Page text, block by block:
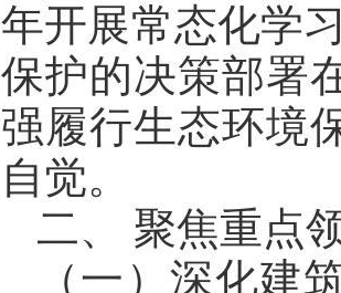
年开展常态化学
保护的决策部署
强履行生态环境
自觉。
二、 聚焦重点
（一）深化建